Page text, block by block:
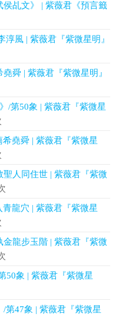
乩文》 | 紫薇君《預言籤
風 | 紫薇君『紫微星明』
舜 | 紫薇君『紫微星明』
/第50象 | 紫薇君『紫微星
堯舜 | 紫薇君『紫微星
人同住世 | 紫薇君『紫微
龍穴 | 紫薇君『紫微星
龍步玉階 | 紫薇君『紫微
50象 | 紫薇君『紫微星
第47象 | 紫薇君『紫微星